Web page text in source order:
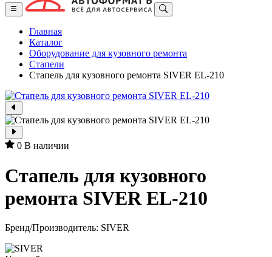
Главная
Каталог
Оборудование для кузовного ремонта
Стапели
Cтапель для кузовного ремонта SIVER EL-210
0 В наличии
Cтапель для кузовного
ремонта SIVER EL-210
Бренд/Производитель: SIVER